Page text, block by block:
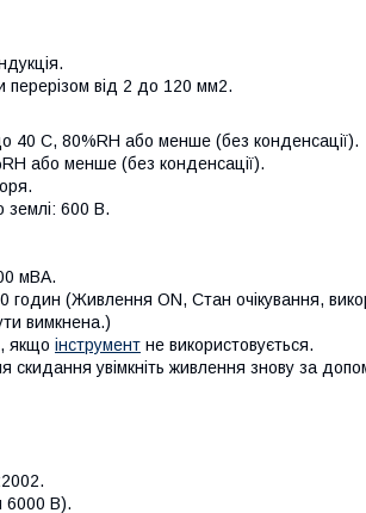
перерізом від 2 до 120 мм2.
40 С, 80%RH або менше (без конденсації).
або менше (без конденсації).
землі: 600 В.
мВА.
годин (Живлення ON, Стан очікування,
вимкнена.)
якщо інструмент не використовується.
скидання увімкніть живлення знову за
6000 В).